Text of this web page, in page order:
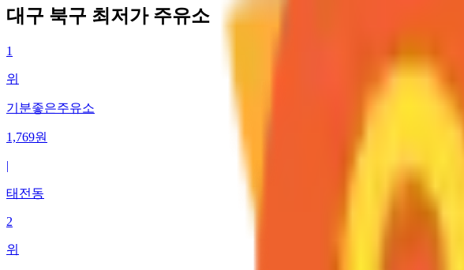
대구 북구 최저가 주유소
1
위
기분좋은주유소
1,769원
|
태전동
2
위